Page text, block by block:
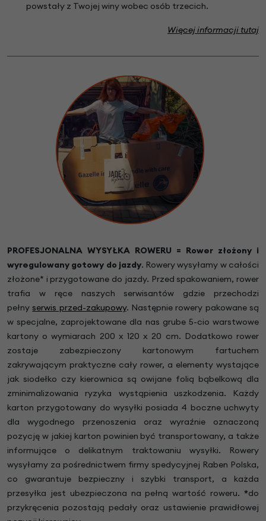
powstały z Twojej winy wobec osób trzecich.
Więcej informacji tutaj
PROFESJONALNA WYSYŁKA ROWERU = Rower złożony i
wyregulowany gotowy do jazdy. Rowery wysyłamy w całości
złożone* i przygotowane do jazdy. Przed spakowaniem, rower
trafia w ręce naszych serwisantów gdzie przechodzi
pełnyserwis przed-zakupowy. Następnie rowery pakowane są
w specjalne, zaprojektowane dla nas grube 5-cio warstwowe
kartony o wymiarach 200 x 120 x 20 cm. Dodatkowo rower
zostaje zabezpieczony kartonowym fartuchem
zakrywającym praktyczne cały rower, a elementy wystające
jak siodełko czy kierownica są owijane folią bąbelkową dla
zminimalizowania ryzyka wystąpienia uszkodzenia. Każdy
karton przygotowany do wysyłki posiada 4 boczne uchwyty
dla wygodnego przenoszenia oraz wyraźnie oznaczoną
pozycję w jakiej karton powinien być transportowany, a także
informujące o delikatnym traktowaniu wysyłki. Rowery
wysyłamy za pośrednictwem firmy spedycyjnej Raben Polska,
co gwarantuje bezpieczny i szybki transport, a każda
przesyłka jest ubezpieczona na pełną wartość roweru. *do
przykręcenia pozostają pedały oraz ustawienie prawidłowej